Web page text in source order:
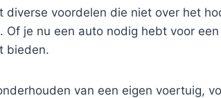
diverse voordelen die niet over het
je nu een auto nodig hebt voor
bieden.
van een eigen voertuig,